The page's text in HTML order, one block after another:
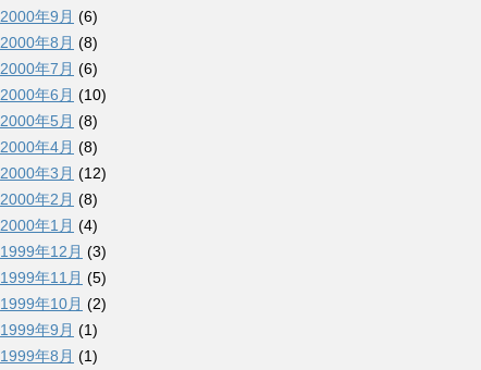
2000年9月 (6)
2000年8月 (8)
2000年7月 (6)
2000年6月 (10)
2000年5月 (8)
2000年4月 (8)
2000年3月 (12)
2000年2月 (8)
2000年1月 (4)
1999年12月 (3)
1999年11月 (5)
1999年10月 (2)
1999年9月 (1)
1999年8月 (1)